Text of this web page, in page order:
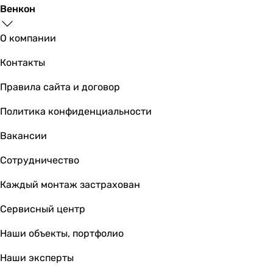
Венкон
О компании
Контакты
Правила сайта и договор
Политика конфиденциальности
Вакансии
Сотрудничество
Каждый монтаж застрахован
Сервисный центр
Наши объекты, портфолио
Наши эксперты